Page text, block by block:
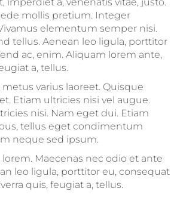
mollis pretium. Integer
elementum semper nisi.
tellus. Aenean leo ligula, porttitor
ac, enim. Aliquam lorem ante,
a, tellus.
varius laoreet. Quisque
Etiam ultricies nisi vel augue.
nisi. Nam eget dui. Etiam
tellus eget condimentum
neque sed ipsum.
Maecenas nec odio et ante
leo ligula, porttitor eu, consequat
quis, feugiat a, tellus.